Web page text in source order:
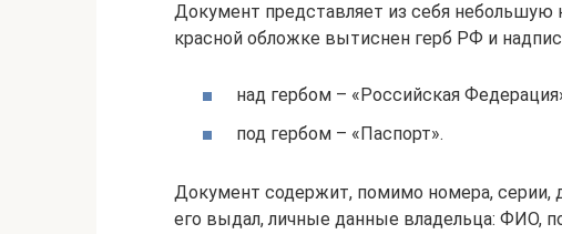
Документ представляет из себя небольшую
красной обложке вытиснен герб РФ и
над гербом – «Российская
под гербом – «Паспорт».
Документ содержит, помимо номера, серии,
его выдал, личные данные владельца: ФИО,